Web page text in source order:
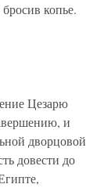
копье.
Цезарю
и
дворцовой
довести до